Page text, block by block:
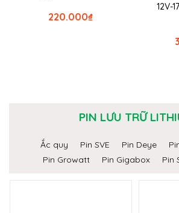
₫
220.000
12V-
PIN LƯU TRỮ
Ắc quy Pin SVE Pin Deye
Pin Growatt
Pin Gigabox Pin